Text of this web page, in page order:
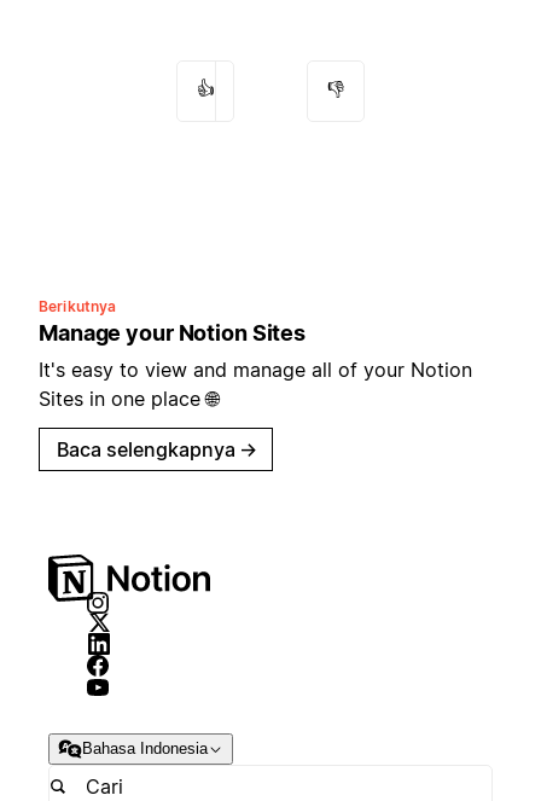
👍 👎
Berikutnya
Manage your Notion Sites
It's easy to view and manage all of your Notion
Sites in one place 🌐
Baca selengkapnya →
Bahasa Indonesia